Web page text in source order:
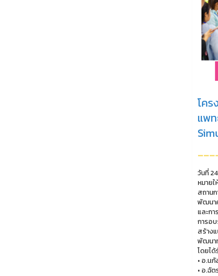
โค
แพ
วันที่
หมาย
สถาน
พัฒนา
และก
การอ
สร้าง
พัฒนา
โดยไ
• อ.น
• อ.ฉั